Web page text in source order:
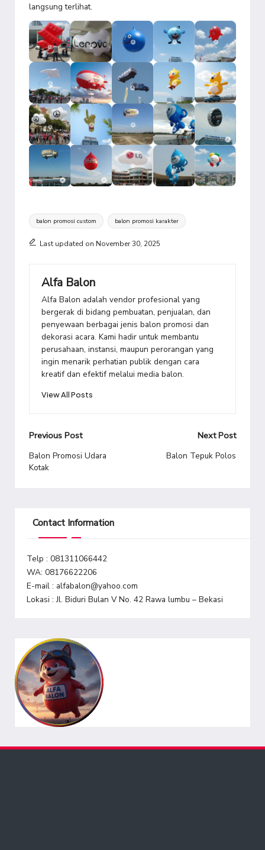
langsung terlihat.
Tags:
balon promosi custom balon promosi karakter
Last updated on November 30, 2025
Alfa Balon
Alfa Balon adalah vendor profesional yang
bergerak di bidang pembuatan, penjualan, dan
penyewaan berbagai jenis balon promosi dan
dekorasi acara. Kami hadir untuk membantu
perusahaan, instansi, maupun perorangan yang
ingin menarik perhatian publik dengan cara
kreatif dan efektif melalui media balon.
View All Posts
Post
navigation
Previous Post
Balon Promosi Udara
Kotak
Next Post
Balon Tepuk Polos
Contact Information
Telp : 081311066442
WA: 08176622206
E-mail : alfabalon@yahoo.com
Lokasi : Jl. Biduri Bulan V No. 42 Rawa lumbu – Bekasi